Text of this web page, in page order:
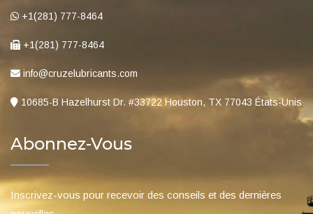
+1(281) 777-8464
+1(281) 777-8464
info@cruzelubricants.com
10685-B Hazelhurst Dr. #33722 Houston, TX 77043 États-Unis
Abonnez-Vous
Inscrivez-vous pour recevoir des conseils et des dernières